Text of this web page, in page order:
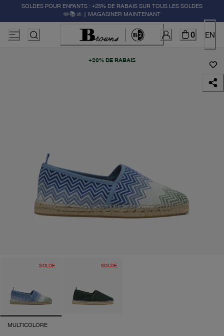
SOLDES POUR ENFANTS : +25% DE RABAIS SUR TOUS LES SOLDES
✏️📚🚸 | MAGASINER MAINTENANT
0 EN
+20% DE RABAIS
SOLDE SOLDE
MULTICOLORE